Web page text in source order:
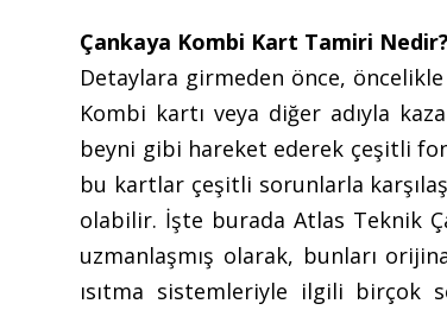
Çankaya Kombi Kart Tamiri Nedir?
Detaylara girmeden önce,
Kombi kartı veya diğer adıyla
beyni gibi hareket ederek çeşitli
bu kartlar çeşitli sorunlarla
olabilir. İşte burada Atlas Teknik
uzmanlaşmış olarak, bunları
ısıtma sistemleriyle ilgili birçok